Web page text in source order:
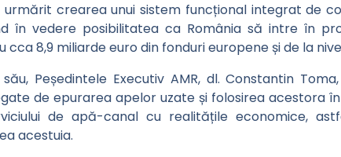
urmărit crearea unui sistem funcțional integrat de
în vedere posibilitatea ca România să intre în
cca 8,9 miliarde euro din fonduri europene și de la
Peședintele Executiv AMR, dl. Constantin
de epurarea apelor uzate și folosirea acestora
de apă-canal cu realitățile economice,
acestuia.